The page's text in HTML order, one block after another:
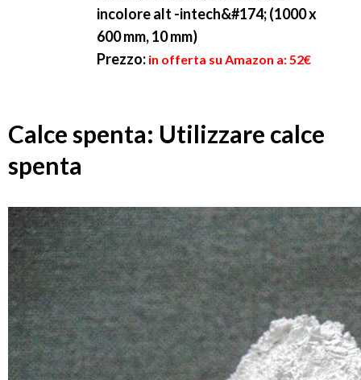
incolore alt -intech&#174; (1000 x
600 mm, 10 mm)
Prezzo: in offerta su Amazon a: 52€
Calce spenta: Utilizzare calce
spenta